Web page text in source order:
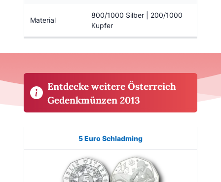
Material
800/1000 Silber | 200/1000
Kupfer
Entdecke weitere Österreich
Gedenkmünzen 2013
Ausgabe Auflage
5 Euro Schladming